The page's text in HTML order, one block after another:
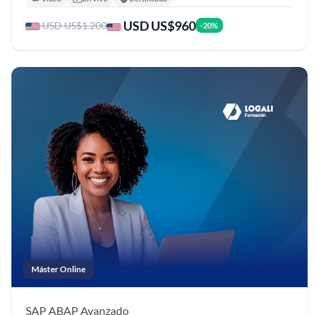
USD US$1.200 USD US$960 -20%
Máster Online
SAP ABAPAvanzado